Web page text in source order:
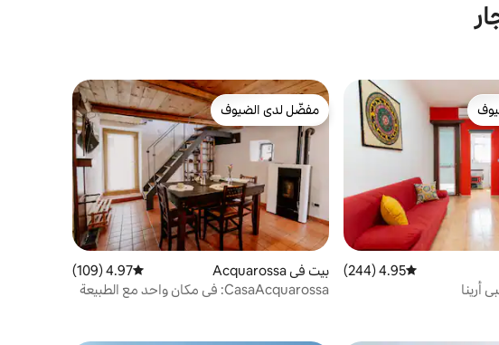
لدى الضيوف
متوسط التقييم 4.95 من 5، 244 مراجعات
4.95 (244)
أرينا
مفضّل لدى الضيوف
مفضّل لدى الضيوف
بيت في Acquarossa متوسط التقييم 4.97 من 5، 109 مراجعات
4.97 (109)
CasaAcquarossa: في مكان واحد مع الطبيعة